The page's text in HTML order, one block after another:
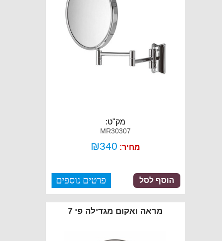
מק"ט:
MR30307
מחיר: ₪340
פרטים נוספים הוסף לסל
מראה ואקום מגדילה פי 7